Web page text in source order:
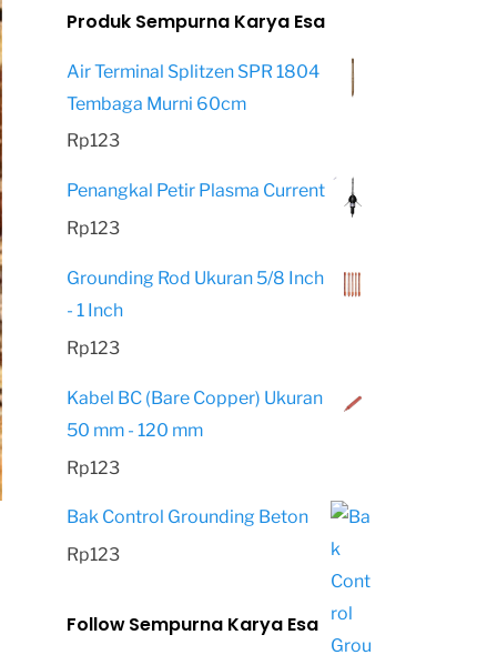
Produk Sempurna Karya Esa
Air Terminal Splitzen SPR 1804
Tembaga Murni 60cm
Rp123
Penangkal Petir Plasma Current
Rp123
Grounding Rod Ukuran 5/8 Inch
- 1 Inch
Rp123
Kabel BC (Bare Copper) Ukuran
50 mm - 120 mm
Rp123
Bak Control Grounding Beton
Rp123
Follow Sempurna Karya Esa